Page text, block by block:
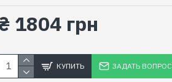
1804 грн
КУПИТЬ ЗАДАТЬ ВОПРОС